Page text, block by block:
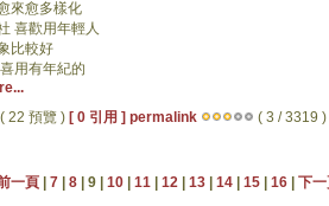
來愈多樣化
喜歡用年輕人
比較好
用有年紀的
( 22 預覽 ) [ 0 引用 ] permalink ( 3 / 3319 )
一頁 7 8 | 9 | 10 11 12 13 14 15 16 下